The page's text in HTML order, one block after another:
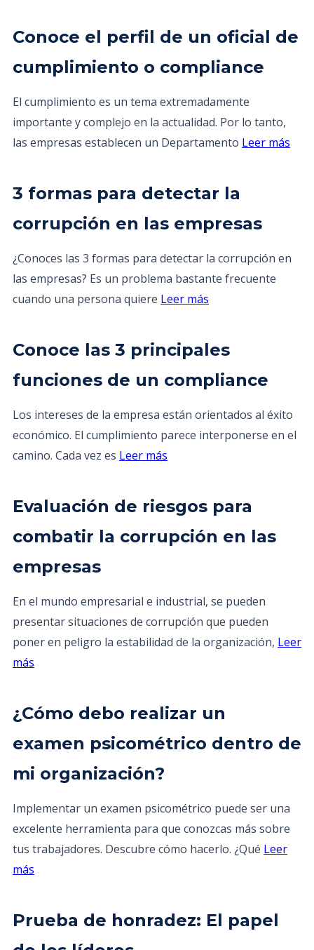
Conoce el perfil de un oficial de
cumplimiento o compliance
El cumplimiento es un tema extremadamente
importante y complejo en la actualidad. Por lo tanto,
las empresas establecen un Departamento Leer más
3 formas para detectar la
corrupción en las empresas
¿Conoces las 3 formas para detectar la corrupción en
las empresas? Es un problema bastante frecuente
cuando una persona quiere Leer más
Conoce las 3 principales
funciones de un compliance
Los intereses de la empresa están orientados al éxito
económico. El cumplimiento parece interponerse en el
camino. Cada vez es Leer más
Evaluación de riesgos para
combatir la corrupción en las
empresas
En el mundo empresarial e industrial, se pueden
presentar situaciones de corrupción que pueden
poner en peligro la estabilidad de la organización, Leer
más
¿Cómo debo realizar un
examen psicométrico dentro de
mi organización?
Implementar un examen psicométrico puede ser una
excelente herramienta para que conozcas más sobre
tus trabajadores. Descubre cómo hacerlo. ¿Qué Leer
más
Prueba de honradez: El papel